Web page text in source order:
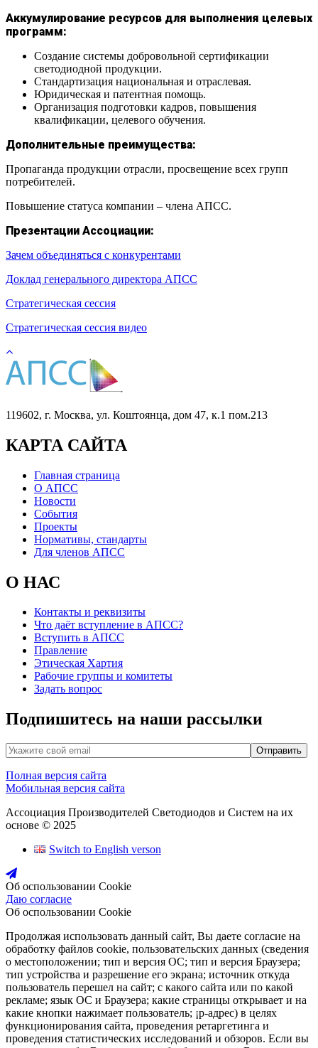
Аккумулирование ресурсов для выполнения целевых
программ:
Cоздание системы добровольной сертификации
светодиодной продукции.
Стандартизация национальная и отраслевая.
Юридическая и патентная помощь.
Организация подготовки кадров, повышения
квалификации, целевого обучения.
Дополнительные преимущества:
Пропаганда продукции отрасли, просвещение всех групп
потребителей.
Повышение статуса компании – члена АПСС.
Презентации Ассоциации:
Зачем объединяться с конкурентами
Доклад генерального директора АПСС
Стратегическая сессия
Стратегическая сессия видео
119602, г. Москва, ул. Коштоянца, дом 47, к.1 пом.213
КАРТА САЙТА
Главная страница
О АПСС
Новости
События
Проекты
Нормативы, стандарты
Для членов АПСС
О НАС
Контакты и реквизиты
Что даёт вступление в АПСС?
Вступить в АПСС
Правление
Этическая Хартия
Рабочие группы и комитеты
Задать вопрос
Подпишитесь на наши рассылки
Полная версия сайта
Мобильная версия сайта
Ассоциация Производителей Светодиодов и Систем на их
основе © 2025
Switch to English verson
Об оспользовании Cookie
Даю согласие
Об оспользовании Cookie
Продолжая использовать данный сайт, Вы даете согласие на
обработку файлов cookie, пользовательских данных (сведения
о местоположении; тип и версия ОС; тип и версия Браузера;
тип устройства и разрешение его экрана; источник откуда
пользователь перешел на сайт; с какого сайта или по какой
рекламе; язык ОС и Браузера; какие страницы открывает и на
какие кнопки нажимает пользователь; ¡р-адрес) в целях
функционирования сайта, проведения ретаргетинга и
проведения статистических исследований и обзоров. Если вы